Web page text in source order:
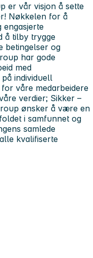
er vår visjon å sette
Nøkkelen for å
engasjerte
å tilby trygge
betingelser og
har gode
med
individuell
våre medarbeidere
verdier; Sikker –
ønsker å være en
i samfunnet og
samlede
kvalifiserte